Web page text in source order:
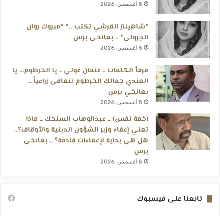
8 أغسطس، 2026
*شاهيناز القرشي تكتب ..* *مبروك روان
الجزولي* ــ بعانخي برس
8 أغسطس، 2026
مرفأ الكلمات ــ عثمان عولي ــ يا الخرطوم… يا
العندي جمالك الخرطوم تتعافى زراعياً ــ
بعانخي برس
8 أغسطس، 2026
(خمة نفس) ــ عبدالوهاب السنجك ــ ماذا
تعني إعفاء وزير الشؤون الدينية والأوقاف؟..
هل هي بداية لإعفاءات قادمة؟ ــ بعانخي
برس
8 أغسطس، 2026
تابعنا على فيسبوك